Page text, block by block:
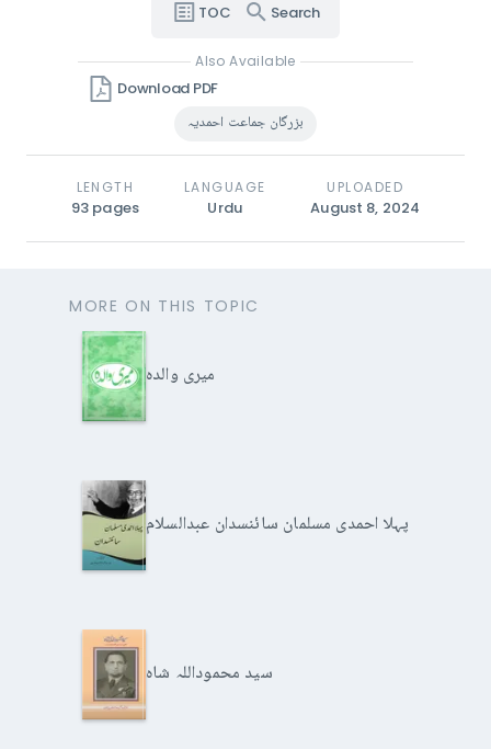
TOC Search
Also Available
Download PDF
بزرگان جماعت احمدیہ
LENGTH
93 pages
LANGUAGE
Urdu
UPLOADED
August 8, 2024
MORE ON THIS TOPIC
میری والدہ
پہلا احمدی مسلمان سائنسدان عبدالسلام
سید محموداللہ شاہ